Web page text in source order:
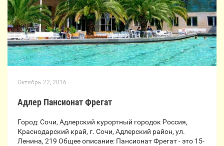
Октябрь 22, 2016
Адлер Пансионат Фрегат
Город: Сочи, Адлерский курортный городок Россия,
Краснодарский край, г. Сочи, Адлерский район, ул.
Ленина, 219 Общее описание: Пансионат Фрегат - это 15-